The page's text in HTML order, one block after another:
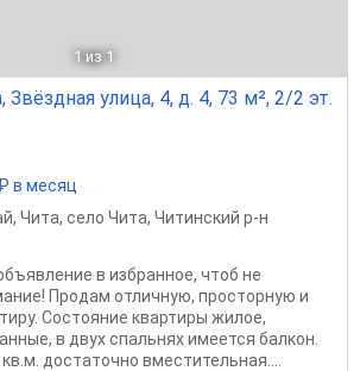
1 из 1
улица, 4, д. 4, 73 м², 2/2 эт.
в месяц
, Чита, село Чита, Читинский р-н
в избранное, чтоб не
Продам отличную, просторную и
Состояние квартиры жилое,
в двух спальнях имеется балкон.
достаточно вместительная....